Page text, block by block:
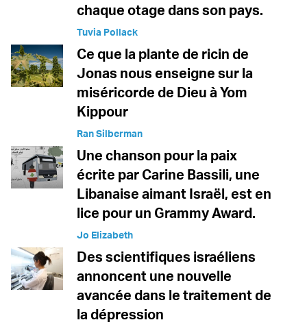
chaque otage dans son pays.
Tuvia Pollack
Ce que la plante de ricin de
Jonas nous enseigne sur la
miséricorde de Dieu à Yom
Kippour
Ran Silberman
Une chanson pour la paix
écrite par Carine Bassili, une
Libanaise aimant Israël, est en
lice pour un Grammy Award.
Jo Elizabeth
Des scientifiques israéliens
annoncent une nouvelle
avancée dans le traitement de
la dépression